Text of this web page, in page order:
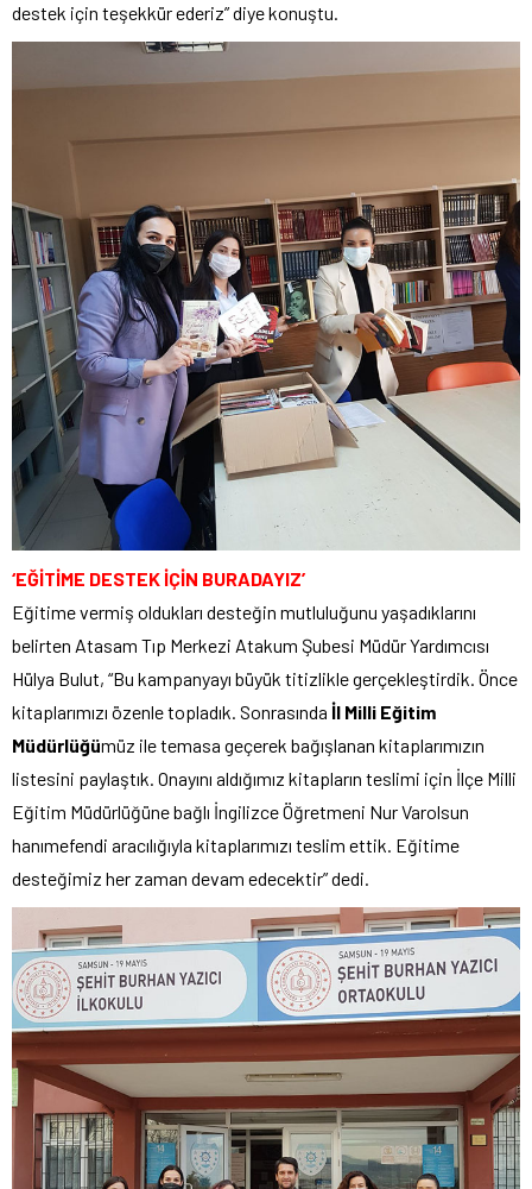
destek için teşekkür ederiz” diye konuştu.
‘EĞİTİME DESTEK İÇİN BURADAYIZ’
Eğitime vermiş oldukları desteğin mutluluğunu yaşadıklarını
belirten Atasam Tıp Merkezi Atakum Şubesi Müdür Yardımcısı
Hülya Bulut, “Bu kampanyayı büyük titizlikle gerçekleştirdik. Önce
kitaplarımızı özenle topladık. Sonrasında İl Milli Eğitim
Müdürlüğümüz ile temasa geçerek bağışlanan kitaplarımızın
listesini paylaştık. Onayını aldığımız kitapların teslimi için İlçe Milli
Eğitim Müdürlüğüne bağlı İngilizce Öğretmeni Nur Varolsun
hanımefendi aracılığıyla kitaplarımızı teslim ettik. Eğitime
desteğimiz her zaman devam edecektir” dedi.